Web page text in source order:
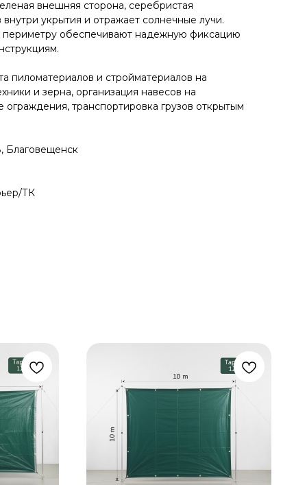
внешняя сторона, серебристая
укрытия и отражает солнечные лучи.
обеспечивают надежную фиксацию
пиломатериалов и стройматериалов на
и зерна, организация навесов на
транспортировка грузов открытым
Благовещенск
ТК